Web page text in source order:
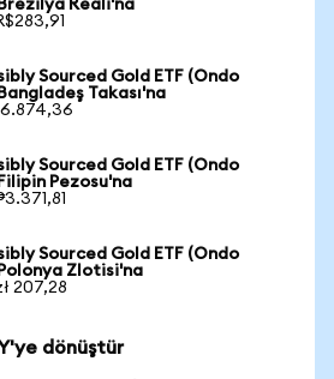
Reali'na
Sourced Gold ETF (Ondo
Takası'na
Sourced Gold ETF (Ondo
Pezosu'na
Sourced Gold ETF (Ondo
Zlotisi'na
207,28
dönüştür